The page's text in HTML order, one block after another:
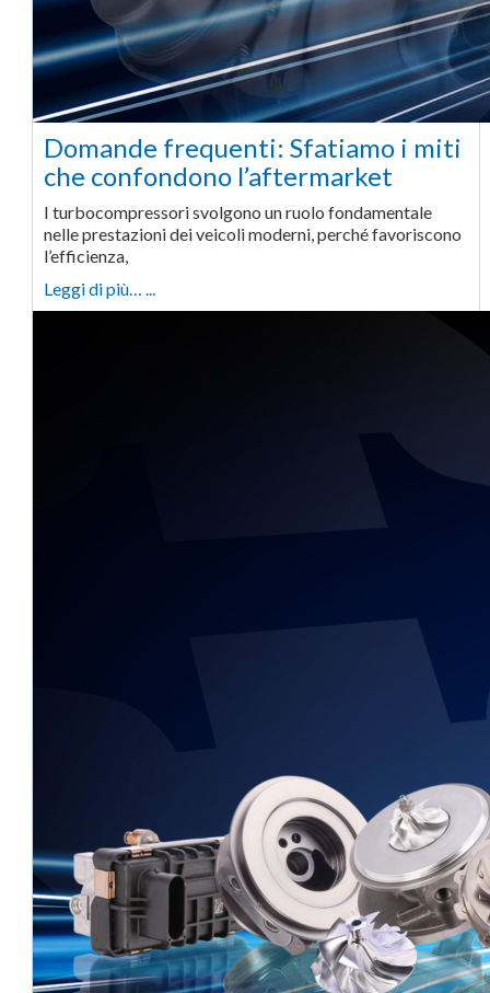
Domande frequenti: Sfatiamo i miti
che confondono l’aftermarket
I turbocompressori svolgono un ruolo fondamentale
nelle prestazioni dei veicoli moderni, perché favoriscono
l’efficienza,
Leggi di più… ...